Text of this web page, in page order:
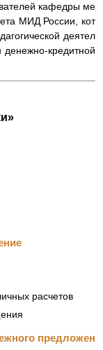
кафедры ме
МИД России, кот
деятел
денежно-кредитной
расчетов
предложен